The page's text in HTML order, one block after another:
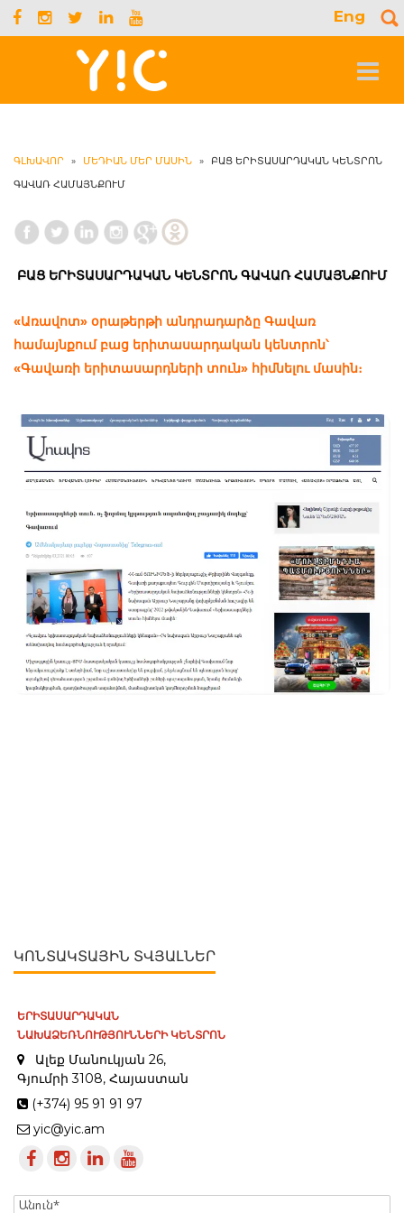
Eng
Toggle
ԳԼԽԱՎՈՐ » ՄԵԴԻԱՆ ՄԵՐ ՄԱՍԻՆ »
ԲԱՑ ԵՐԻՏԱՍԱՐԴԱԿԱՆ ԿԵՆՏՐՈՆ
ԳԱՎԱՌ ՀԱՄԱՅՆՔՈՒՄ
ԲԱՑ ԵՐԻՏԱՍԱՐԴԱԿԱՆ ԿԵՆՏՐՈՆ ԳԱՎԱՌ ՀԱՄԱՅՆՔՈՒՄ
«Առավոտ» օրաթերթի անդրադարձը Գավառ
համայնքում բաց երիտասարդական կենտրոն՝
«Գավառի երիտասարդների տուն» հիմնելու մասին։
ԿՈՆՏԱԿՏԱՅԻՆ ՏՎՅԱԼՆԵՐ
ԵՐԻՏԱՍԱՐԴԱԿԱՆ
ՆԱԽԱՁԵՌՆՈՒԹՅՈՒՆՆԵՐԻ ԿԵՆՏՐՈՆ
Ալեք Մանուկյան 26,
Գյումրի 3108, Հայաստան
(+374) 95 91 91 97
yic@yic.am
Name